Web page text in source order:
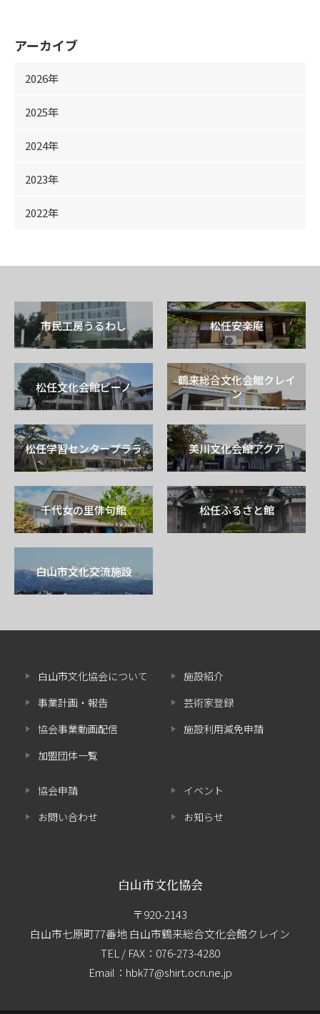
アーカイブ
2026年
2025年
2024年
2023年
2022年
市民工房うるわし 松任安楽庵
松任文化会館ピーノ
鶴来総合文化会館クレイ
ン
松任学習センタープララ 美川文化会館アクア
千代女の里俳句館 松任ふるさと館
白山市文化交流施設
白山市文化協会について
事業計画・報告
協会事業動画配信
加盟団体一覧
施設紹介
芸術家登録
施設利用減免申請
協会申請
お問い合わせ
イベント
お知らせ
白山市文化協会
〒920-2143
白山市七原町77番地 白山市鶴来総合文化会館クレイン
TEL / FAX： 076-273-4280
Email：hbk77@shirt.ocn.ne.jp